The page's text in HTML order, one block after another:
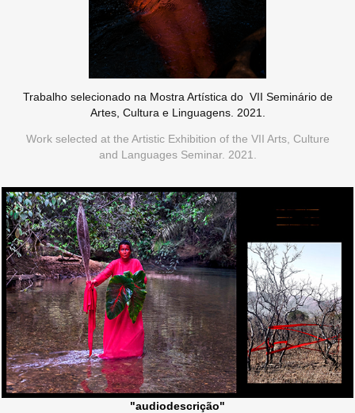
Trabalho selecionado na Mostra Artística do VII Seminário de
Artes, Cultura e Linguagens. 2021.
Work selected at the Artistic Exhibition of the VII Arts, Culture
and Languages Seminar. 2021.
"audiodescrição"